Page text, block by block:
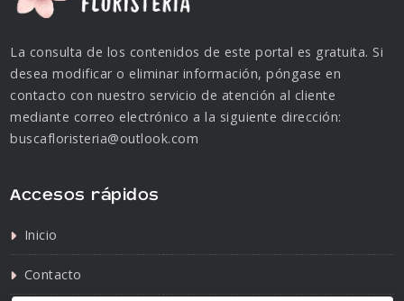
La consulta de los contenidos de este portal es gratuita. Si
desea modificar o eliminar información, póngase en
contacto con nuestro servicio de atención al cliente
mediante correo electrónico a la siguiente dirección:
buscafloristeria@outlook.com
Accesos rápidos
Inicio
Contacto